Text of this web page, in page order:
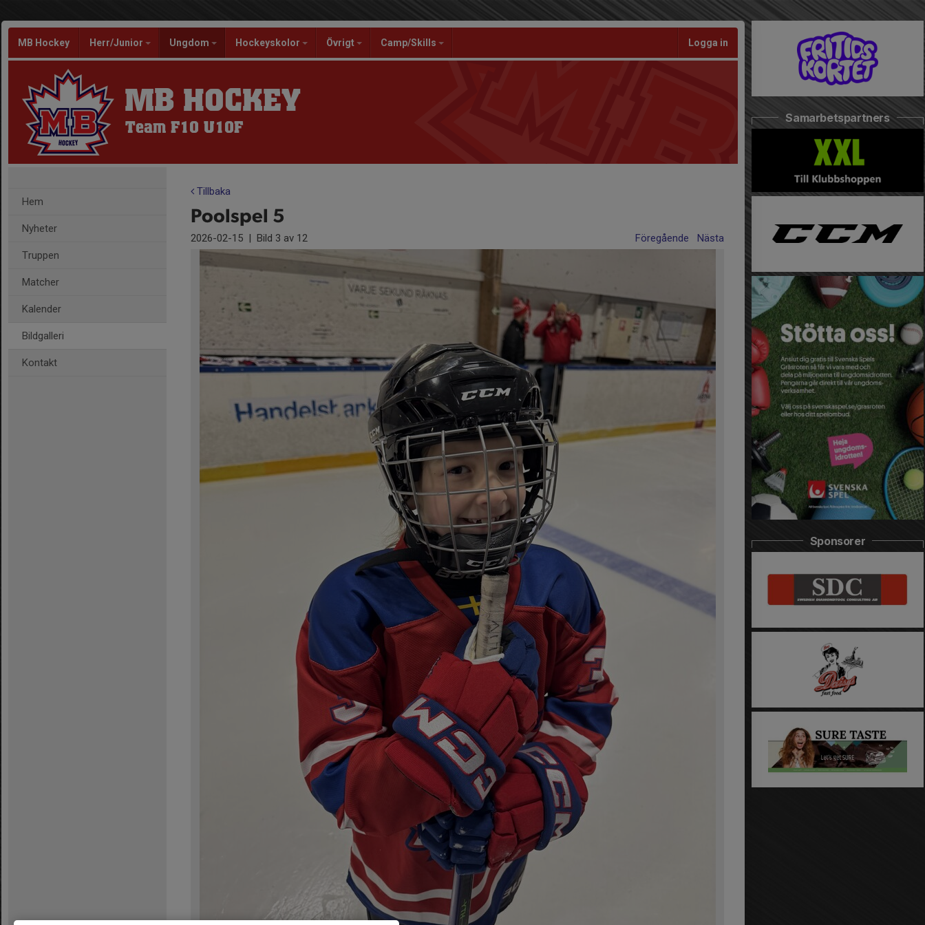
MB Hockey Herr/Junior Ungdom Hockeyskolor Övrigt Camp/Skills Logga in
MB HOCKEY
Team F10 U10F
Hem
Nyheter
Truppen
Matcher
Kalender
Bildgalleri
Kontakt
Tillbaka
Poolspel 5
2026-02-15 | Bild 3 av 12 Föregående Nästa
Samarbetspartners
Sponsorer